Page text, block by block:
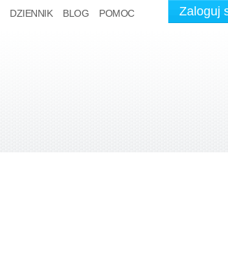
Zaloguj
DZIENNIK BLOG POMOC